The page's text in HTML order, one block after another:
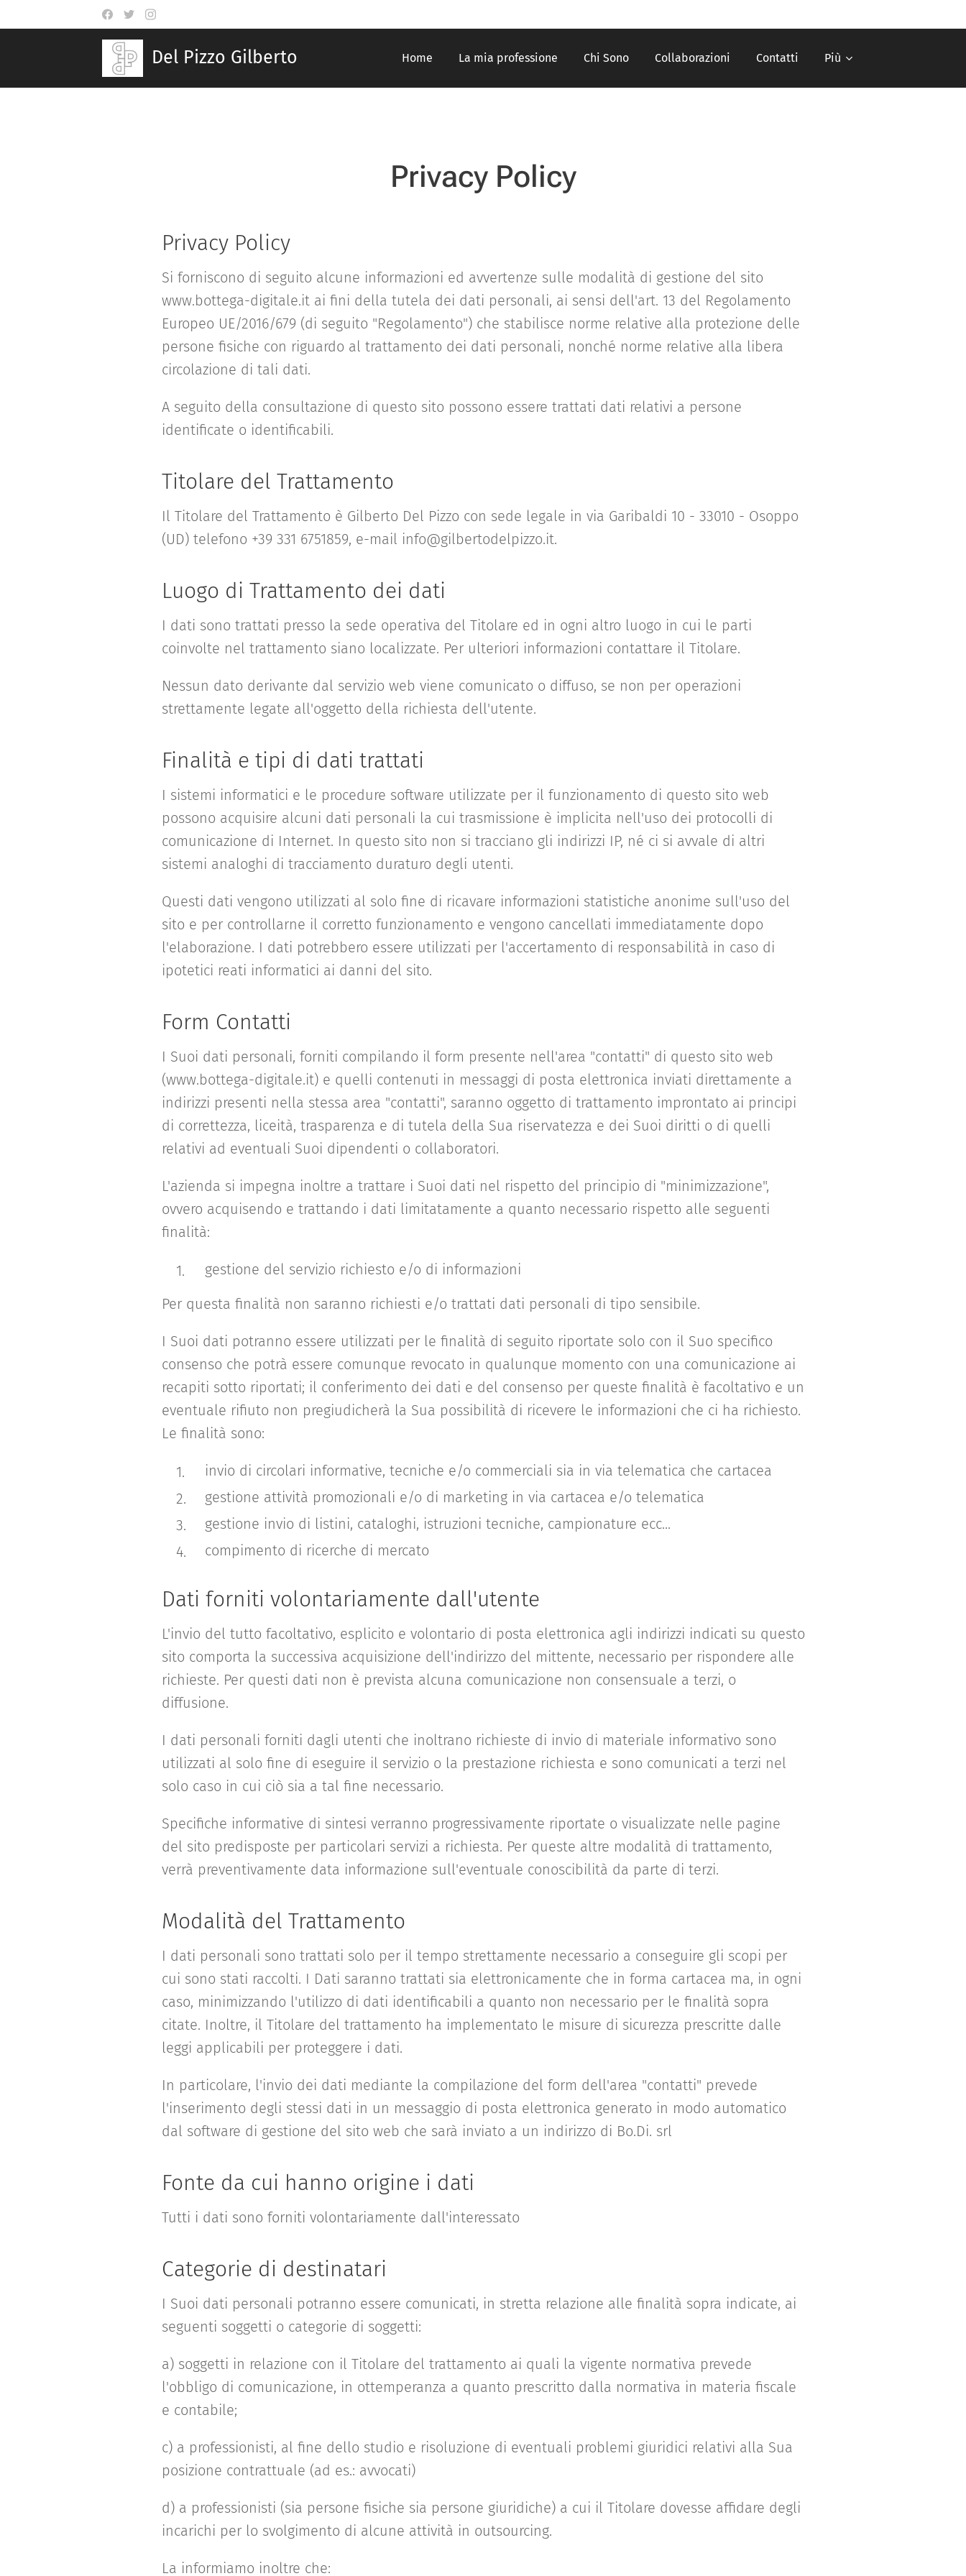
Del Pizzo Gilberto Home La mia professione Chi Sono Collaborazioni Contatti Più
Privacy Policy
Privacy Policy
Si forniscono di seguito alcune informazioni ed avvertenze sulle modalità di gestione del sito
www.bottega-digitale.it ai fini della tutela dei dati personali, ai sensi dell'art. 13 del Regolamento
Europeo UE/2016/679 (di seguito "Regolamento") che stabilisce norme relative alla protezione delle
persone fisiche con riguardo al trattamento dei dati personali, nonché norme relative alla libera
circolazione di tali dati.
A seguito della consultazione di questo sito possono essere trattati dati relativi a persone
identificate o identificabili.
Titolare del Trattamento
Il Titolare del Trattamento è Gilberto Del Pizzo con sede legale in via Garibaldi 10 - 33010 - Osoppo
(UD) telefono +39 331 6751859, e-mail info@gilbertodelpizzo.it.
Luogo di Trattamento dei dati
I dati sono trattati presso la sede operativa del Titolare ed in ogni altro luogo in cui le parti
coinvolte nel trattamento siano localizzate. Per ulteriori informazioni contattare il Titolare.
Nessun dato derivante dal servizio web viene comunicato o diffuso, se non per operazioni
strettamente legate all'oggetto della richiesta dell'utente.
Finalità e tipi di dati trattati
I sistemi informatici e le procedure software utilizzate per il funzionamento di questo sito web
possono acquisire alcuni dati personali la cui trasmissione è implicita nell'uso dei protocolli di
comunicazione di Internet. In questo sito non si tracciano gli indirizzi IP, né ci si avvale di altri
sistemi analoghi di tracciamento duraturo degli utenti.
Questi dati vengono utilizzati al solo fine di ricavare informazioni statistiche anonime sull'uso del
sito e per controllarne il corretto funzionamento e vengono cancellati immediatamente dopo
l'elaborazione. I dati potrebbero essere utilizzati per l'accertamento di responsabilità in caso di
ipotetici reati informatici ai danni del sito.
Form Contatti
I Suoi dati personali, forniti compilando il form presente nell'area "contatti" di questo sito web
(www.bottega-digitale.it) e quelli contenuti in messaggi di posta elettronica inviati direttamente a
indirizzi presenti nella stessa area "contatti", saranno oggetto di trattamento improntato ai principi
di correttezza, liceità, trasparenza e di tutela della Sua riservatezza e dei Suoi diritti o di quelli
relativi ad eventuali Suoi dipendenti o collaboratori.
L'azienda si impegna inoltre a trattare i Suoi dati nel rispetto del principio di "minimizzazione",
ovvero acquisendo e trattando i dati limitatamente a quanto necessario rispetto alle seguenti
finalità:
gestione del servizio richiesto e/o di informazioni
Per questa finalità non saranno richiesti e/o trattati dati personali di tipo sensibile.
I Suoi dati potranno essere utilizzati per le finalità di seguito riportate solo con il Suo specifico
consenso che potrà essere comunque revocato in qualunque momento con una comunicazione ai
recapiti sotto riportati; il conferimento dei dati e del consenso per queste finalità è facoltativo e un
eventuale rifiuto non pregiudicherà la Sua possibilità di ricevere le informazioni che ci ha richiesto.
Le finalità sono:
invio di circolari informative, tecniche e/o commerciali sia in via telematica che cartacea
gestione attività promozionali e/o di marketing in via cartacea e/o telematica
gestione invio di listini, cataloghi, istruzioni tecniche, campionature ecc...
compimento di ricerche di mercato
Dati forniti volontariamente dall'utente
L'invio del tutto facoltativo, esplicito e volontario di posta elettronica agli indirizzi indicati su questo
sito comporta la successiva acquisizione dell'indirizzo del mittente, necessario per rispondere alle
richieste. Per questi dati non è prevista alcuna comunicazione non consensuale a terzi, o
diffusione.
I dati personali forniti dagli utenti che inoltrano richieste di invio di materiale informativo sono
utilizzati al solo fine di eseguire il servizio o la prestazione richiesta e sono comunicati a terzi nel
solo caso in cui ciò sia a tal fine necessario.
Specifiche informative di sintesi verranno progressivamente riportate o visualizzate nelle pagine
del sito predisposte per particolari servizi a richiesta. Per queste altre modalità di trattamento,
verrà preventivamente data informazione sull'eventuale conoscibilità da parte di terzi.
Modalità del Trattamento
I dati personali sono trattati solo per il tempo strettamente necessario a conseguire gli scopi per
cui sono stati raccolti. I Dati saranno trattati sia elettronicamente che in forma cartacea ma, in ogni
caso, minimizzando l'utilizzo di dati identificabili a quanto non necessario per le finalità sopra
citate. Inoltre, il Titolare del trattamento ha implementato le misure di sicurezza prescritte dalle
leggi applicabili per proteggere i dati.
In particolare, l'invio dei dati mediante la compilazione del form dell'area "contatti" prevede
l'inserimento degli stessi dati in un messaggio di posta elettronica generato in modo automatico
dal software di gestione del sito web che sarà inviato a un indirizzo di Bo.Di. srl
Fonte da cui hanno origine i dati
Tutti i dati sono forniti volontariamente dall'interessato
Categorie di destinatari
I Suoi dati personali potranno essere comunicati, in stretta relazione alle finalità sopra indicate, ai
seguenti soggetti o categorie di soggetti:
a) soggetti in relazione con il Titolare del trattamento ai quali la vigente normativa prevede
l'obbligo di comunicazione, in ottemperanza a quanto prescritto dalla normativa in materia fiscale
e contabile;
c) a professionisti, al fine dello studio e risoluzione di eventuali problemi giuridici relativi alla Sua
posizione contrattuale (ad es.: avvocati)
d) a professionisti (sia persone fisiche sia persone giuridiche) a cui il Titolare dovesse affidare degli
incarichi per lo svolgimento di alcune attività in outsourcing.
La informiamo inoltre che: